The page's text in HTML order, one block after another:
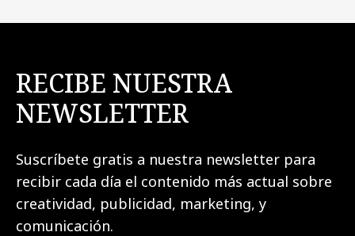
RECIBE NUESTRA
NEWSLETTER
Suscríbete gratis a nuestra newsletter para
recibir cada día el contenido más actual sobre
creatividad, publicidad, marketing, y
comunicación.